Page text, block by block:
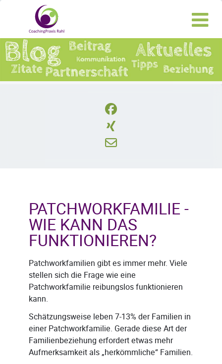
PATCHWORKFAMILIE -
WIE KANN DAS
FUNKTIONIEREN?
Patchworkfamilien gibt es immer mehr. Viele
stellen sich die Frage wie eine
Patchworkfamilie reibungslos funktionieren
kann.
Schätzungsweise leben 7-13% der Familien in
einer Patchworkfamilie. Gerade diese Art der
Familienbeziehung erfordert etwas mehr
Aufmerksamkeit als „herkömmliche“ Familien.